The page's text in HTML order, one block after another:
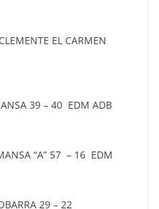
EL CARMEN
39 – 40 EDM ADB
“A” 57 – 16 EDM
29 – 22